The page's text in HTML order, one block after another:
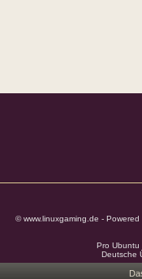
© www.linuxgaming.de -
Pro
Deutsche